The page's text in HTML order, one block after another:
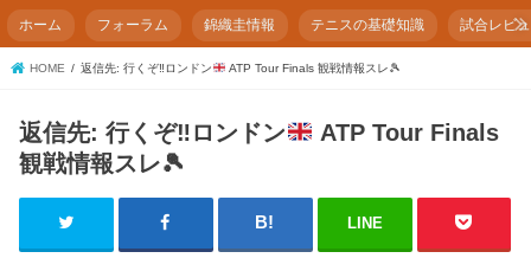
ホーム フォーラム 錦織圭情報 テニスの基礎知識 試合レビ
HOME 返信先: 行くぞ‼︎ロンドン ATP Tour Finals 観戦情報スレ🎾
返信先: 行くぞ‼︎ロンドン
ATP Tour Finals
観戦情報スレ🎾
LINE